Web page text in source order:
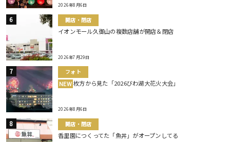
2026年8月6日
開店・閉店
イオンモール久御山の複数店舗が開店＆閉店
2026年7月29日
フォト
NEW 枚方から見た「2026びわ湖大花火大会」
2026年8月6日
開店・閉店
香里園につくってた「魚丼」がオープンしてる